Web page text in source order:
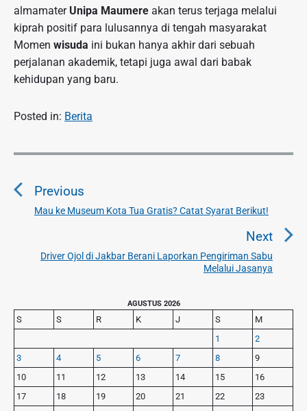
almamater Unipa Maumere akan terus terjaga melalui
kiprah positif para lulusannya di tengah masyarakat
Momen wisuda ini bukan hanya akhir dari sebuah
perjalanan akademik, tetapi juga awal dari babak
kehidupan yang baru.
Posted in: Berita
N
v
o
Previous
P
s
p
o
s
Mau ke Museum Kota Tua Gratis? Catat Syarat Berikut!
Next
N
e
t
p
Driver Ojol di Jakbar Berani Laporkan Pengiriman Sabu
Melalui Jasanya
r
i
m
a
r
y
S
AGUSTUS 2026
S S R K J S
M
1
2
3
4 5 6 7 8
9
10
11 12 13 14 15
16
17
18 19 20 21 22
23